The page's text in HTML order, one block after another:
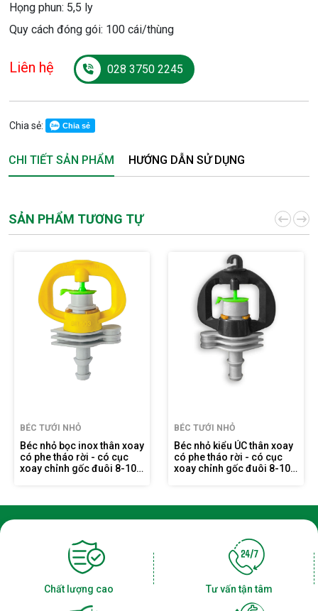
Họng phun: 5,5 ly
Quy cách đóng gói: 100 cái/thùng
Liên hệ 028 3750 2245
Chia sẻ: Chia sẻ
CHI TIẾT SẢN PHẨM HƯỚNG DẪN SỬ DỤNG
SẢN PHẨM TƯƠNG TỰ
BÉC TƯỚI NHỎ
Béc nhỏ bọc inox thân xoay
có phe tháo rời - có cục
xoay chỉnh gốc đuôi 8-10
BÉC TƯỚI NHỎ
Béc nhỏ kiểu ÚC thân xoay
có phe tháo rời - có cục
xoay chỉnh gốc đuôi 8-10
Chất lượng cao Tư vấn tận tâm